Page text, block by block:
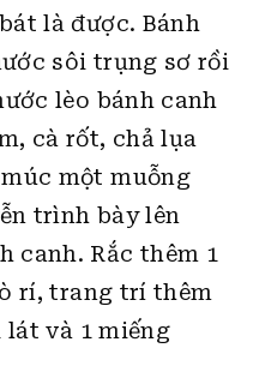
là được. Bánh
sôi trụng sơ rồi
lèo bánh canh
cà rốt, chả lụa
một muỗng
trình bày lên
canh. Rắc thêm 1
rí, trang trí thêm
và 1 miếng